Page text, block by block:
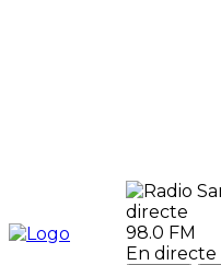
98.0 FM
En directe